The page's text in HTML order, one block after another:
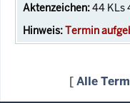
44 KLs
Termin
[Alle